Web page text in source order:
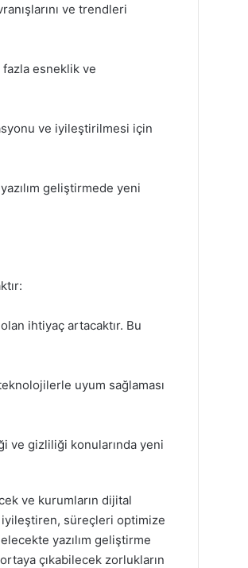
ve trendleri
fazla esneklik ve
ve iyileştirilmesi için
geliştirmede yeni
ihtiyaç artacaktır. Bu
uyum sağlaması
ve gizliliği konularında yeni
ve kurumların dijital
iyileştiren, süreçleri optimize
yazılım geliştirme
çıkabilecek zorlukların